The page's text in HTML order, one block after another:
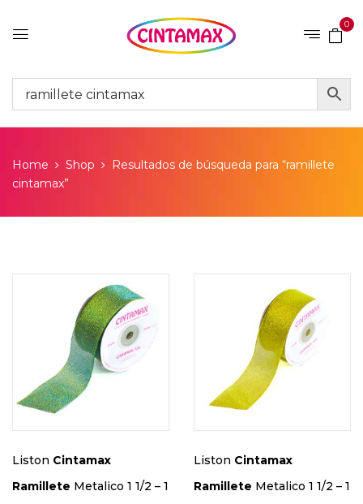
0
Home Shop
Resultados de búsqueda para “ramillete
cintamax”
Liston Cintamax
Ramillete Metalico 1 1/2 – 1
Liston Cintamax
Ramillete Metalico 1 1/2 – 1